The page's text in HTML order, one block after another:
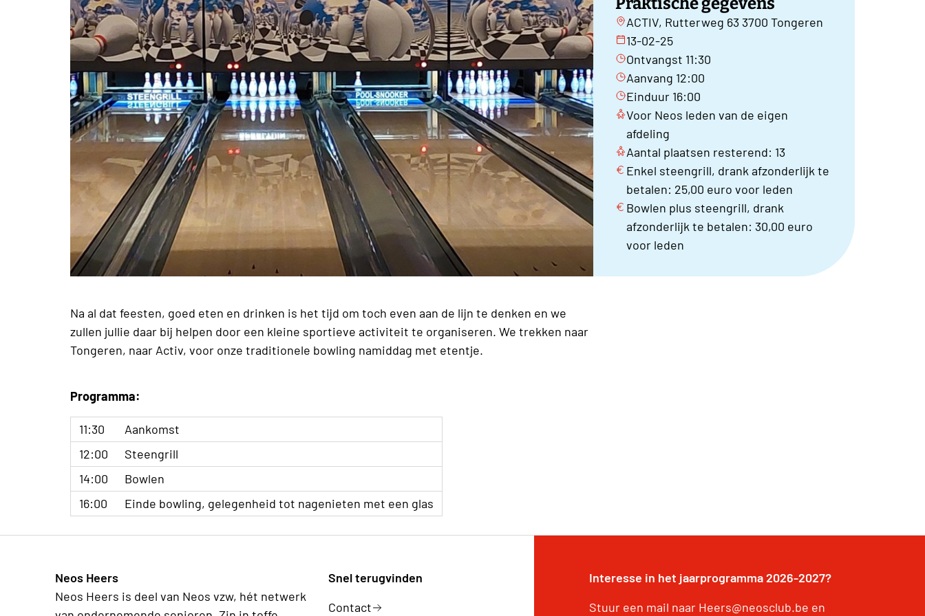
ACTIV, Rutterweg 63 3700 Tongeren
13-02-25
Ontvangst 11:30
Aanvang 12:00
Einduur 16:00
Voor Neos leden van de eigen
afdeling
Aantal plaatsen resterend: 13
Enkel steengrill, drank afzonderlijk te
betalen: 25,00 euro voor leden
Bowlen plus steengrill, drank
afzonderlijk te betalen: 30,00 euro
voor leden
Na al dat feesten, goed eten en drinken is het tijd om toch even aan de lijn te denken en we
zullen jullie daar bij helpen door een kleine sportieve activiteit te organiseren. We trekken naar
Tongeren, naar Activ, voor onze traditionele bowling namiddag met etentje.
Programma:
11:30
Aankomst
12:00
Steengrill
14:00
Bowlen
16:00
Einde bowling, gelegenheid tot nagenieten met een glas
Neos Heers
Neos Heers is deel van Neos vzw, hét netwerk
Snel terugvinden
Contact
Interesse in het jaarprogramma 2026-2027?
Stuur een mail naar Heers@neosclub.be en